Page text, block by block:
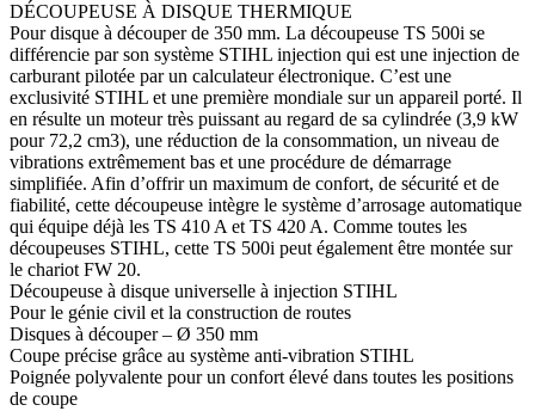
DÉCOUPEUSE À DISQUE THERMIQUE
Pour disque à découper de 350 mm. La découpeuse TS 500i se
différencie par son système STIHL injection qui est une injection de
carburant pilotée par un calculateur électronique. C’est une
exclusivité STIHL et une première mondiale sur un appareil porté. Il
en résulte un moteur très puissant au regard de sa cylindrée (3,9 kW
pour 72,2 cm3), une réduction de la consommation, un niveau de
vibrations extrêmement bas et une procédure de démarrage
simplifiée. Afin d’offrir un maximum de confort, de sécurité et de
fiabilité, cette découpeuse intègre le système d’arrosage automatique
qui équipe déjà les TS 410 A et TS 420 A. Comme toutes les
découpeuses STIHL, cette TS 500i peut également être montée sur
le chariot FW 20.
Découpeuse à disque universelle à injection STIHL
Pour le génie civil et la construction de routes
Disques à découper – Ø 350 mm
Coupe précise grâce au système anti-vibration STIHL
Poignée polyvalente pour un confort élevé dans toutes les positions
de coupe